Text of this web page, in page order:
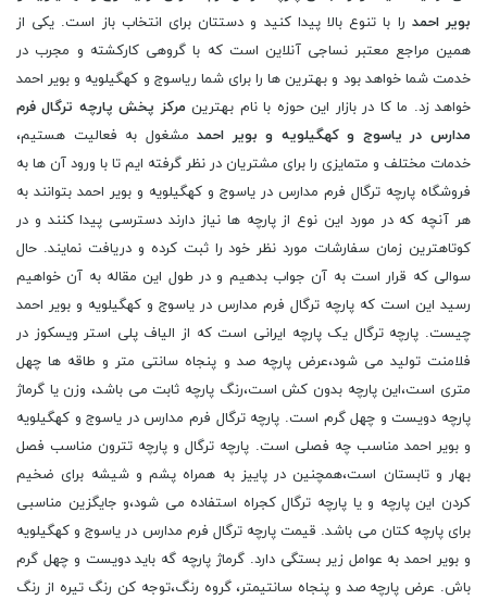
بویر احمد را با تنوع بالا پیدا کنید و دستتان برای انتخاب باز است. یکی از
همین مراجع معتبر نساجی آنلاین است که با گروهی کارکشته و مجرب در
خدمت شما خواهد بود و بهترین ها را برای شما ریاسوج و کهگیلویه و بویر احمد
خواهد زد. ما کا در بازار این حوزه با نام بهترین مرکز پخش پارچه ترگال فرم
مدارس در یاسوج و کهگیلویه و بویر احمدمشغول به فعالیت هستیم،
خدمات مختلف و متمایزی را برای مشتریان در نظر گرفته ایم تا با ورود آن ها به
فروشگاه پارچه ترگال فرم مدارس در یاسوج و کهگیلویه و بویر احمد بتوانند به
هر آنچه که در مورد این نوع از پارچه ها نیاز دارند دسترسی پیدا کنند و در
کوتاهترین زمان سفارشات مورد نظر خود را ثبت کرده و دریافت نمایند. حال
سوالی که قرار است به آن جواب بدهیم و در طول این مقاله به آن خواهیم
رسید این است که پارچه ترگال فرم مدارس در یاسوج و کهگیلویه و بویر احمد
چیست. پارچه ترگال یک پارچه ایرانی است که از الیاف پلی استر ویسکوز در
فلامنت تولید می شود،عرض پارچه صد و پنجاه سانتی متر و طاقه ها چهل
متری است،این پارچه بدون کش است،رنگ پارچه ثابت می باشد، وزن یا گرماژ
پارچه دویست و چهل گرم است. پارچه ترگال فرم مدارس در یاسوج و کهگیلویه
و بویر احمد مناسب چه فصلی است. پارچه ترگال و پارچه تترون مناسب فصل
بهار و تابستان است،همچنین در پاییز به همراه پشم و شیشه برای ضخیم
کردن این پارچه و یا پارچه ترگال کجراه استفاده می شود،و جایگزین مناسبی
برای پارچه کتان می باشد. قیمت پارچه ترگال فرم مدارس در یاسوج و کهگیلویه
و بویر احمد به عوامل زیر بستگی دارد. گرماژ پارچه گه باید دویست و چهل گرم
باش. عرض پارچه صد و پنجاه سانتیمتر، گروه رنگ،توجه کن رنگ تیره از رنگ